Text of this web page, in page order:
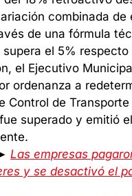
combinada
de una fórmula
el 5% respecto
el Ejecutivo
ordenanza a
Control de
superado y emitió
Las empresas
y se desactivó el